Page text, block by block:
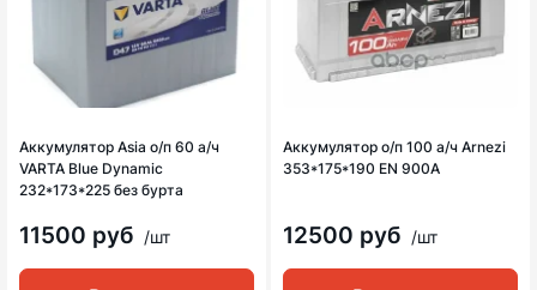
Аккумулятор Asia о/п 60 а/ч
VARTA Blue Dynamic
232*173*225 без бурта
11500 руб /шт
Аккумулятор о/п 100 а/ч Arnezi
353*175*190 EN 900A
12500 руб /шт